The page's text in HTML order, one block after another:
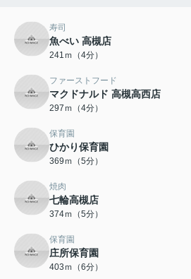
寿司
魚べい 高槻店
241ｍ（4分）
ファーストフード
マクドナルド 高槻高西店
297ｍ（4分）
保育園
ひかり保育園
369ｍ（5分）
焼肉
七輪高槻店
374ｍ（5分）
保育園
庄所保育園
403ｍ（6分）